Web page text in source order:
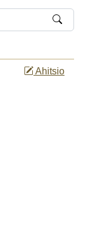
Ahitsio